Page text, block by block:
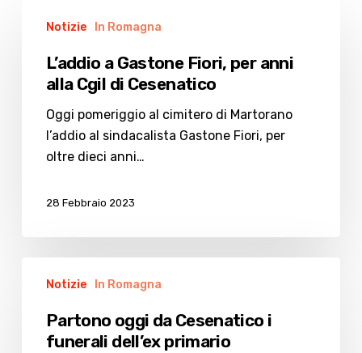
Fiori,
anni
Cesenatico
Notizie In Romagna
L’addio a Gastone Fiori, per anni
alla Cgil di Cesenatico
Oggi pomeriggio al cimitero di Martorano
l’addio al sindacalista Gastone Fiori, per
oltre dieci anni…
28 Febbraio 2023
oggi
Cesenatico
Notizie In Romagna
Partono oggi da Cesenatico i
funerali dell’ex primario